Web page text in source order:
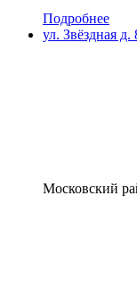
Подробнее
ул. Звёздная д.
Московский